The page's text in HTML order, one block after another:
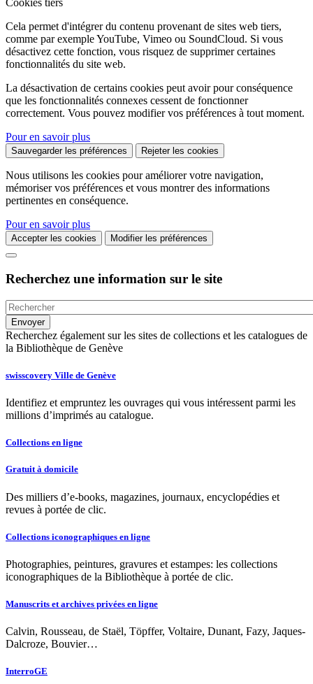
Cookies tiers
Cela permet d'intégrer du contenu provenant de sites web tiers,
comme par exemple YouTube, Vimeo ou SoundCloud. Si vous
désactivez cette fonction, vous risquez de supprimer certaines
fonctionnalités du site web.
La désactivation de certains cookies peut avoir pour conséquence
que les fonctionnalités connexes cessent de fonctionner
correctement. Vous pouvez modifier vos préférences à tout moment.
Pour en savoir plus
Sauvegarder les préférences Rejeter les cookies
Nous utilisons les cookies pour améliorer votre navigation,
mémoriser vos préférences et vous montrer des informations
pertinentes en conséquence.
Pour en savoir plus
Accepter les cookies Modifier les préférences
Recherchez une information sur le site
Recherchez également sur les sites de collections et les catalogues de
la Bibliothèque de Genève
swisscovery Ville de Genève
Identifiez et empruntez les ouvrages qui vous intéressent parmi les
millions d’imprimés au catalogue.
Collections en ligne
Gratuit à domicile
Des milliers d’e-books, magazines, journaux, encyclopédies et
revues à portée de clic.
Collections iconographiques en ligne
Photographies, peintures, gravures et estampes: les collections
iconographiques de la Bibliothèque à portée de clic.
Manuscrits et archives privées en ligne
Calvin, Rousseau, de Staël, Töpffer, Voltaire, Dunant, Fazy, Jaques-
Dalcroze, Bouvier…
InterroGE